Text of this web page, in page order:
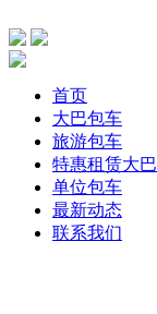
首页
大巴包车
旅游包车
特惠租赁大巴
单位包车
最新动态
联系我们